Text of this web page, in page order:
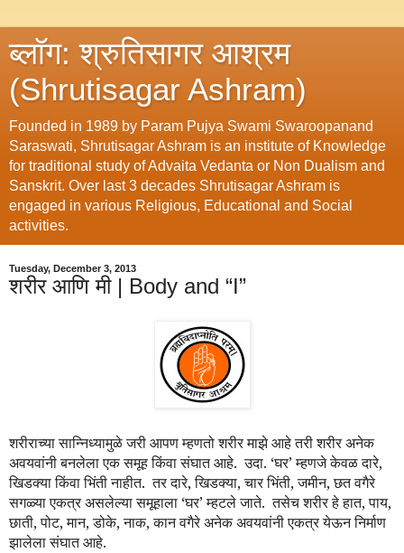
ब्लॉग: श्रुतिसागर आश्रम
(Shrutisagar Ashram)
Founded in 1989 by Param Pujya Swami Swaroopanand
Saraswati, Shrutisagar Ashram is an institute of Knowledge
for traditional study of Advaita Vedanta or Non Dualism and
Sanskrit. Over last 3 decades Shrutisagar Ashram is
engaged in various Religious, Educational and Social
activities.
Tuesday, December 3, 2013
शरीर आणि मी | Body and “I”
शरीराच्या सान्निध्यामुळे जरी आपण म्हणतो शरीर माझे आहे तरी शरीर अनेक
अवयवांनी बनलेला एक समूह किंवा संघात आहे. उदा. ‘घर’ म्हणजे केवळ दारे,
खिडक्या किंवा भिंती नाहीत. तर दारे, खिडक्या, चार भिंती, जमीन, छत वगैरे
सगळ्या एकत्र असलेल्या समूहाला ‘घर’ म्हटले जाते. तसेच शरीर हे हात, पाय,
छाती, पोट, मान, डोके, नाक, कान वगैरे अनेक अवयवांनी एकत्र येऊन निर्माण
झालेला संघात आहे.